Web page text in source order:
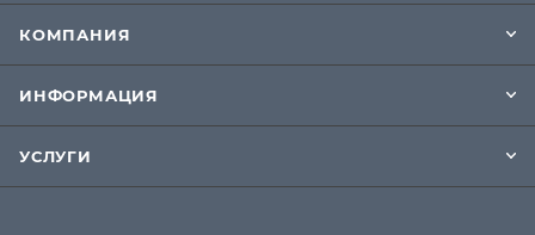
КОМПАНИЯ
ИНФОРМАЦИЯ
УСЛУГИ